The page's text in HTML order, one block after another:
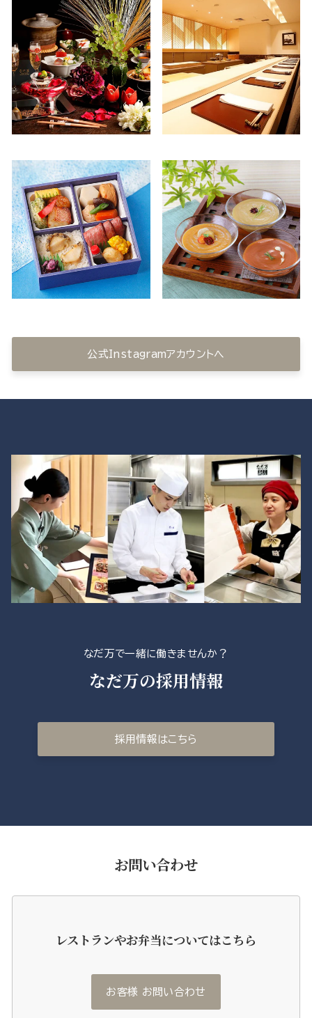
公式Instagramアカウントへ
なだ万で一緒に働きませんか？
なだ万の採用情報
採用情報はこちら
お問い合わせ
レストランやお弁当についてはこちら
お客様 お問い合わせ